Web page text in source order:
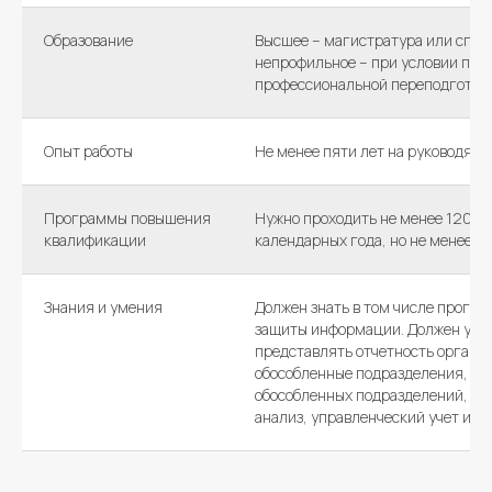
Образование
Высшее – магистратура или
непрофильное – при условии
профессиональной
Опыт работы Не менее пяти лет на
Программы повышения
квалификации
Нужно проходить не менее 120
календарных года, но не менее
Знания и умения
Должен знать в том числе
защиты информации. Должен
представлять отчетность
обособленные подразделения, •
обособленных подразделений,•
анализ, управленческий учет и